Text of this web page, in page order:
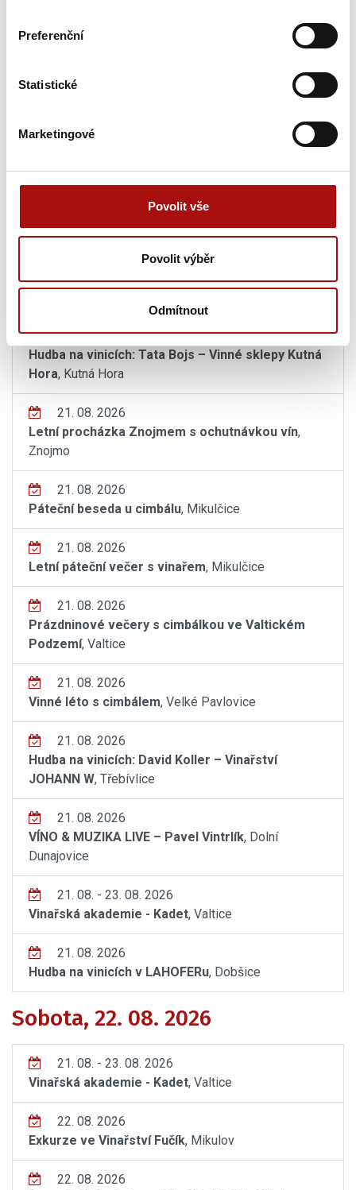
Preferenční
Statistické
Marketingové
Povolit vše
Povolit výběr
Odmítnout
20. 08. 2026
,
Letní festival vín VOC Hustopečsko
, Hustopeče
20. 08. 2026
Sunset degustace na Rajské, Znojmo
Pátek, 21. 08. 2026
21. 08. 2026
21. 08. 2026
Hudba na vinicích: Tata Bojs – Vinné sklepy Kutná
Hora, Kutná Hora
21. 08. 2026
Letní procházka Znojmem s ochutnávkou vín,
Znojmo
21. 08. 2026
Páteční beseda u cimbálu, Mikulčice
21. 08. 2026
Letní páteční večer s vinařem, Mikulčice
21. 08. 2026
Prázdninové večery s cimbálkou ve Valtickém
Podzemí, Valtice
21. 08. 2026
Vinné léto s cimbálem, Velké Pavlovice
21. 08. 2026
Hudba na vinicích: David Koller – Vinařství
JOHANN W, Třebívlice
21. 08. 2026
VÍNO & MUZIKA LIVE – Pavel Vintrlík, Dolní
Dunajovice
21. 08. - 23. 08. 2026
Vinařská akademie - Kadet, Valtice
21. 08. 2026
Hudba na vinicích v LAHOFERu, Dobšice
Sobota, 22. 08. 2026
21. 08. - 23. 08. 2026
Vinařská akademie - Kadet, Valtice
22. 08. 2026
Exkurze ve Vinařství Fučík, Mikulov
22. 08. 2026